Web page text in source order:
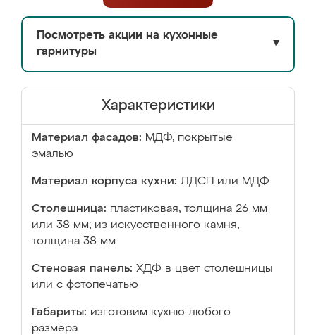
Посмотреть акции на кухонные
гарнитуры
▼
Характеристики
Материал фасадов: МДФ, покрытые
эмалью
Материал корпуса кухни: ЛДСП или МДФ
Столешница: пластиковая, толщина 26 мм
или 38 мм; из искусственного камня,
толщина 38 мм
Стеновая панель: ХДФ в цвет столешницы
или с фотопечатью
Габариты: изготовим кухню любого
размера